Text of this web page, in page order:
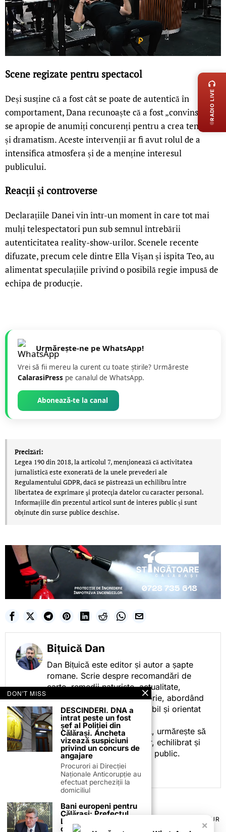
Scene regizate pentru spectacol
Deși susține că a fost cât se poate de autentică în
comportament, Dana recunoaște că a fost „convinsă” să
se apropie de anumiți concurenți pentru a crea tensiune
și dramatism. Aceste intervenții ar fi avut rolul de a
intensifica atmosfera și de a menține interesul
publicului.
Reacții și controverse
Declarațiile Danei vin într-un moment în care tot mai
mulți telespectatori pun sub semnul întrebării
autenticitatea reality-show-urilor. Scenele recente
difuzate, precum cele dintre Ella Vișan și ispita Teo, au
alimentat speculațiile privind o posibilă regie impusă de
echipa de producție.
Urmărește-ne pe WhatsApp!
Vrei să fii mereu la curent cu toate știrile? Urmăreste
CalarasiPress pe canalul de WhatsApp.
Abonează-te la canal
Precizări:
Legea 190 din 2018, la articolul 7, menţionează că activitatea
jurnalistică este exonerată de la unele prevederi ale
Regulamentului GDPR, dacă se păstrează un echilibru între
libertatea de exprimare şi protecţia datelor cu caracter personal.
Informațiile din prezentul articol sunt de interes public și sunt
obținute din surse publice deschise.
Bițuică Dan
Dan Bițuică este editor și autor a șapte
romane. Scrie despre recomandări de
carte, remedii naturiste, actualitate,
cotidian politic, sport și istorie, abordând
subiectele într-un stil accesibil și orientat
spre informare.
Prin activitatea sa editorială, urmărește să
ofere cititorilor conținut clar, echilibrat și
relevant, adaptat interesului public.
TERMENI ȘI CONDIȚII
POLITICA DE ANULARE & RETUR
PUBLICITATE ONLINE & TIPĂRITĂ
CONTACT
×
RADIO LIVE
DON'T MISS
DESCINDERI. DNA a
intrat peste un fost
șef al Poliției din
Călărași. Ancheta
vizează suspiciuni
privind un concurs de
angajare
Procurori ai Direcției
Naționale Anticorupție au
efectuat percheziții la
domiciliul
Bani europeni pentru
Călărași: Prefectul
Laurențiu State anunță
colaborarea cu ADR